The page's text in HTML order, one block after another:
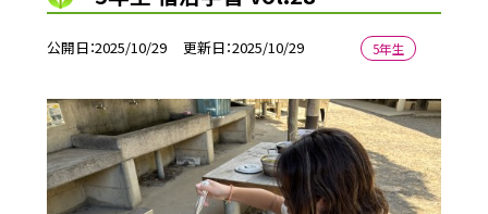
公開日 2025/10/29 更新日 2025/10/29 5年生